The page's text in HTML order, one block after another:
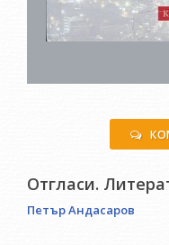
Отгласи.
Петър Андасаров